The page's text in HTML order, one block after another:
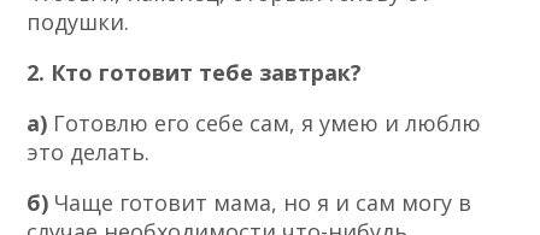
подушки.
2. Кто готовит тебе завтрак?
а) Готовлю его себе сам, я умею и люблю
это делать.
б) Чаще готовит мама, но я и сам могу в